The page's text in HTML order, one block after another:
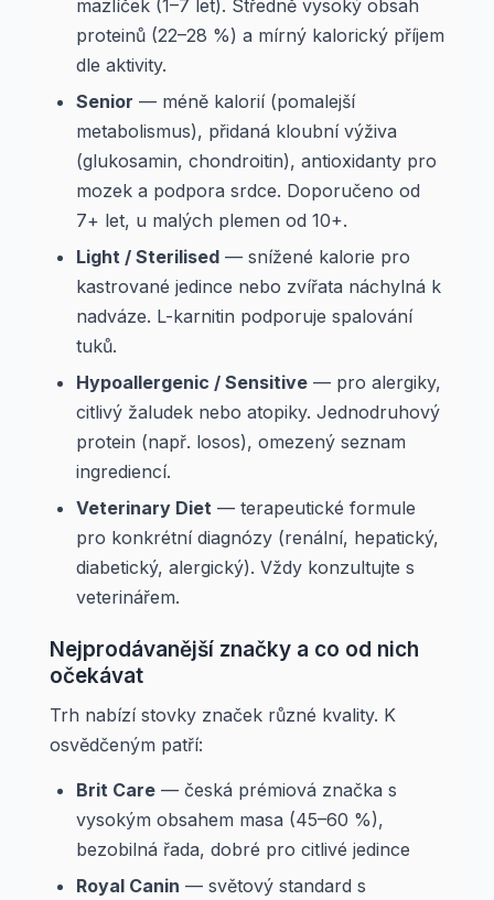
mazlíček (1–7 let). Středně vysoký obsah
proteinů (22–28 %) a mírný kalorický příjem
dle aktivity.
Senior — méně kalorií (pomalejší
metabolismus), přidaná kloubní výživa
(glukosamin, chondroitin), antioxidanty pro
mozek a podpora srdce. Doporučeno od
7+ let, u malých plemen od 10+.
Light / Sterilised — snížené kalorie pro
kastrované jedince nebo zvířata náchylná k
nadváze. L-karnitin podporuje spalování
tuků.
Hypoallergenic / Sensitive — pro alergiky,
citlivý žaludek nebo atopiky. Jednodruhový
protein (např. losos), omezený seznam
ingrediencí.
Veterinary Diet — terapeutické formule
pro konkrétní diagnózy (renální, hepatický,
diabetický, alergický). Vždy konzultujte s
veterinářem.
Nejprodávanější značky a co od nich
očekávat
Trh nabízí stovky značek různé kvality. K
osvědčeným patří:
Brit Care — česká prémiová značka s
vysokým obsahem masa (45–60 %),
bezobilná řada, dobré pro citlivé jedince
Royal Canin — světový standard s